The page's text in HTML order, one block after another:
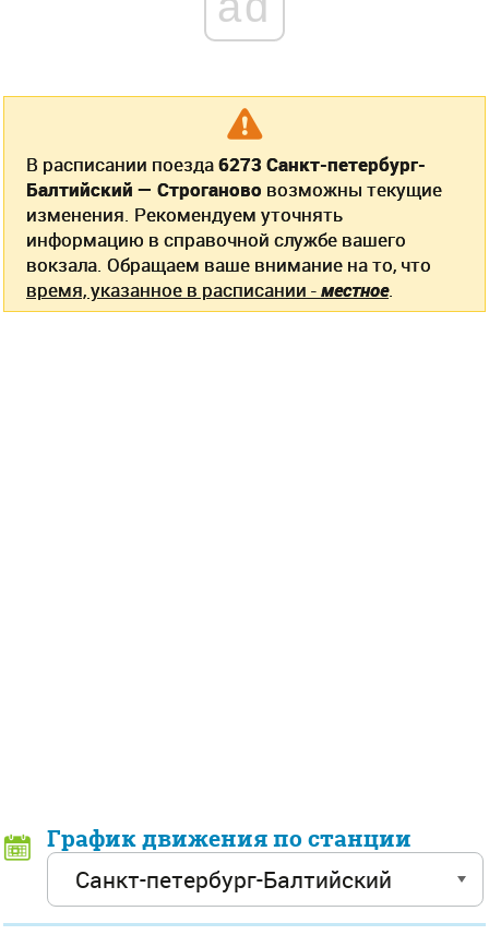
В расписании поезда6273 Санкт-петербург-
Балтийский — Строганово возможны текущие
изменения. Рекомендуем уточнять
информацию в справочной службе вашего
вокзала. Обращаем ваше внимание на то, что
время, указанное в расписании -местное.
График движения по станции